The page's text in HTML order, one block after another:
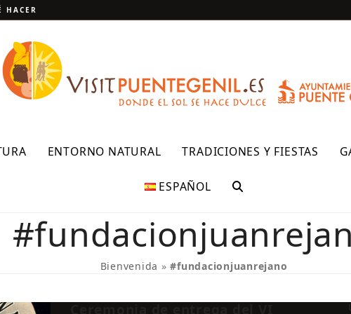
HACER
ENTORNO NATURAL TRADICIONES Y FIESTAS
ESPAÑOL
Bienvenida »#fundacionjuanrejano